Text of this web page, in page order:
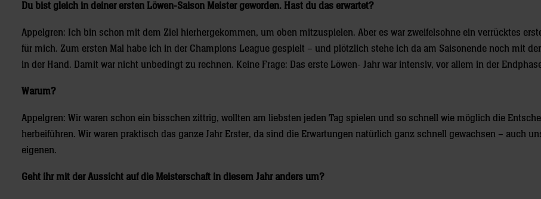
Du bist gleich in deiner ersten Löwen-Saison Meister geworden. Hast du das erwartet?
Appelgren: Ich bin schon mit dem Ziel hierhergekommen, um oben mitzuspielen. Aber es war zweifelsohne ein verrücktes
für mich. Zum ersten Mal habe ich in der Champions League gespielt – und plötzlich stehe ich da am Saisonende noch mit
in der Hand. Damit war nicht unbedingt zu rechnen. Keine Frage: Das erste Löwen- Jahr war intensiv, vor allem in der
Warum?
Appelgren: Wir waren schon ein bisschen zittrig, wollten am liebsten jeden Tag spielen und so schnell wie möglich die
herbeiführen. Wir waren praktisch das ganze Jahr Erster, da sind die Erwartungen natürlich ganz schnell gewachsen – auch
eigenen.
Geht ihr mit der Aussicht auf die Meisterschaft in diesem Jahr anders um?